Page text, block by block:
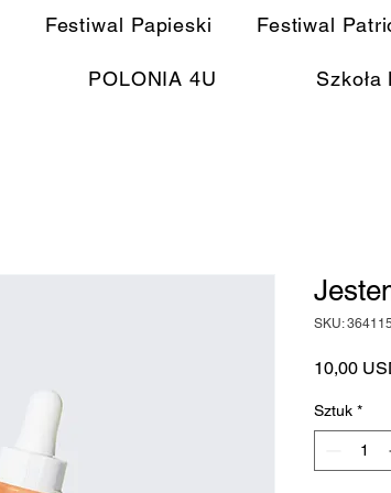
Festiwal Papieski Festiwal
POLONIA 4U
SKU:
10,00
Sztuk *